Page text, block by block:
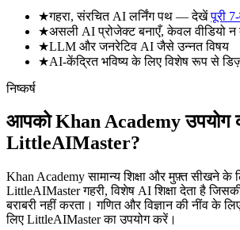
★गहरा, संरचित AI लर्निंग पथ — देखेंपूरी 7-
★असली AI प्रोजेक्ट बनाएँ, केवल वीडियो
★LLM और जनरेटिव AI जैसे उन्नत विषय
★AI-केंद्रित भविष्य के लिए विशेष रूप से
निष्कर्ष
आपको Khan Academy उपयोग
LittleAIMaster?
Khan Academy सामान्य शिक्षा और मुफ़्त सीखने के
LittleAIMaster गहरी, विशेष AI शिक्षा देता है
बराबरी नहीं करता। गणित और विज्ञान की नींव के
लिए LittleAIMaster का उपयोग करें।